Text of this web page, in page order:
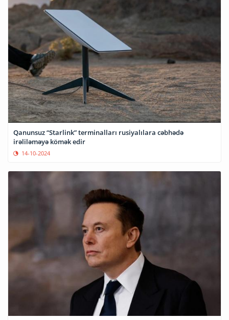
Qanunsuz “Starlink” terminalları rusiyalılara cəbhədə
irəliləməyə kömək edir
14-10-2024